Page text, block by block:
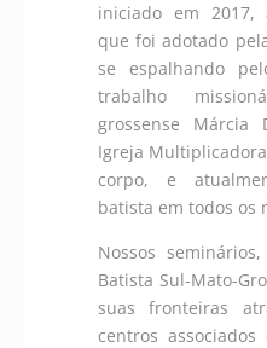
iniciado em 2017,
que foi adotado
se espalhando
trabalho
grossense Márcia
Igreja
corpo, e
batista em todos os
Nossos
Batista Sul-Mato-
suas fronteiras
centros